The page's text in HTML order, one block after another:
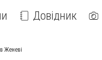
Довідник
Женеві